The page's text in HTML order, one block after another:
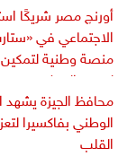
أورنچ مصر شريكًا
منصة وطنية
لسوق العمل
محافظ الجيزة يشهد
الوطني بفاكسيرا
القلب